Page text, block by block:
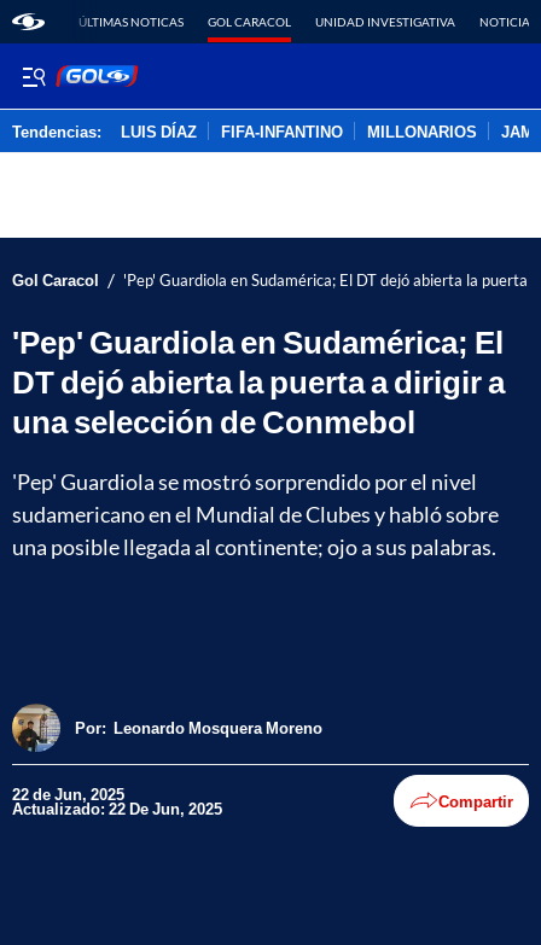
ÚLTIMAS NOTICAS GOL CARACOL UNIDAD INVESTIGATIVA NOTICIAS
Tendencias: LUIS DÍAZ FIFA-INFANTINO MILLONARIOS
Gol Caracol / 'Pep' Guardiola en Sudamérica; El DT dejó abierta la puerta
'Pep' Guardiola en Sudamérica; El
DT dejó abierta la puerta a dirigir a
una selección de Conmebol
'Pep' Guardiola se mostró sorprendido por el nivel
sudamericano en el Mundial de Clubes y habló sobre
una posible llegada al continente; ojo a sus palabras.
Por: Leonardo Mosquera Moreno
22 de Jun, 2025
Actualizado: 22 De Jun, 2025 Compartir